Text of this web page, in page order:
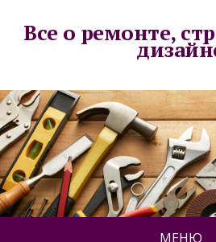
Все о ремонте,
МЕНЮ